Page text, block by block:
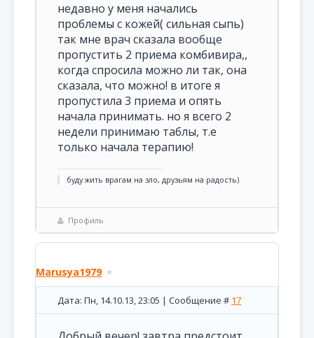
недавно у меня начались
проблемы с кожей( сильная сыпь)
так мне врач сказала вообще
пропустить 2 приема комбивира,,
когда спросила можно ли так, она
сказала, что можно! в итоге я
пропустила 3 приема и опять
начала принимать. но я всего 2
недели принимаю таблы, т.е
только начала терапию!
буду жить врагам на зло, друзьям на радость)
Профиль
Marusya1979
Дата: Пн, 14.10.13, 23:05 | Сообщение # 17